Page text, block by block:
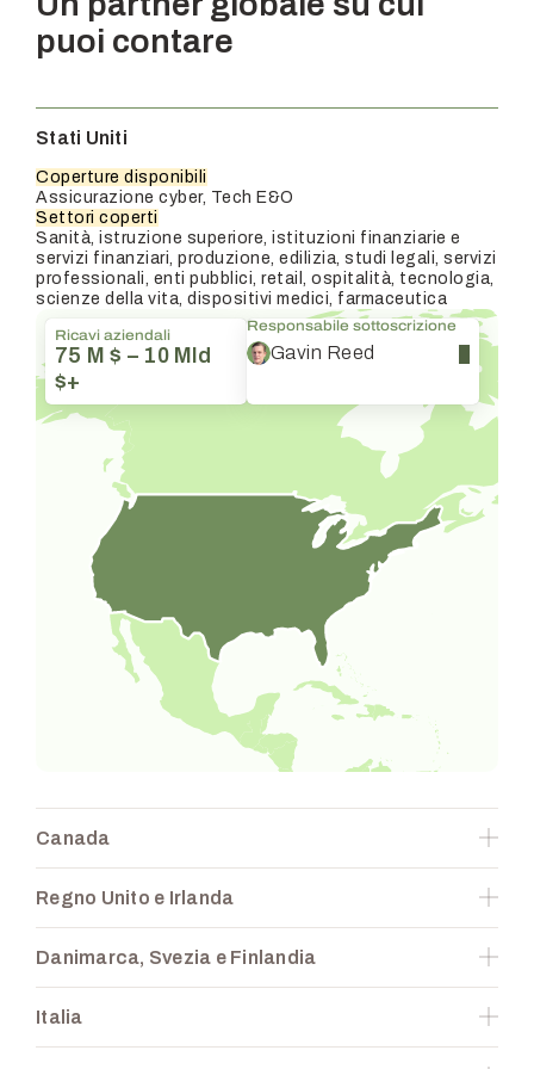
puoi contare
Stati Uniti
Coperture disponibili
Assicurazione cyber, Tech E&O
Settori coperti
Sanità, istruzione superiore, istituzioni finanziarie e
servizi finanziari, produzione, edilizia, studi legali, servizi
professionali, enti pubblici, retail, ospitalità, tecnologia,
scienze della vita, dispositivi medici, farmaceutica
Ricavi aziendali
75 M $ – 10 Mld
$+
Responsabile sottoscrizione
Gavin Reed
Canada
25 M $ – 10 Mld $ Miki Ho
Regno Unito e Irlanda
Danimarca, Svezia e Finlandia
Italia